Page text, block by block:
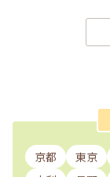
京都 東京